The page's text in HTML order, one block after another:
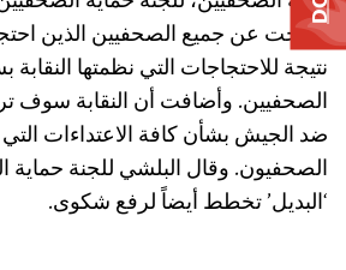
أفرجت عن جميع الصحفيين الذين
نتيجة للاحتجاجات التي نظمتها
الصحفيين. وأضافت أن النقابة سوف
ضد الجيش بشأن كافة الاعتداءات
الصحفيون. وقال البلشي للجنة
‘البديل’ تخطط أيضاً لرفع شكوى.